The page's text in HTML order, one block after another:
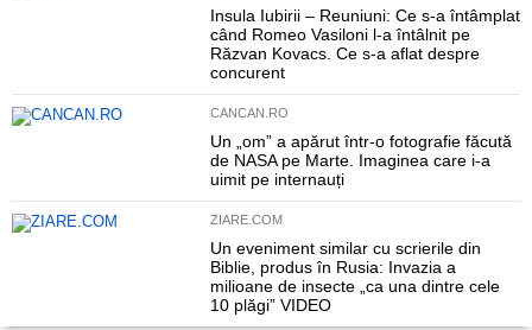
Insula Iubirii – Reuniuni: Ce s-a întâmplat
când Romeo Vasiloni l-a întâlnit pe
Răzvan Kovacs. Ce s-a aflat despre
concurent
CANCAN.RO
Un „om” a apărut într-o fotografie făcută
de NASA pe Marte. Imaginea care i-a
uimit pe internauți
ZIARE.COM
Un eveniment similar cu scrierile din
Biblie, produs în Rusia: Invazia a
milioane de insecte „ca una dintre cele
10 plăgi” VIDEO